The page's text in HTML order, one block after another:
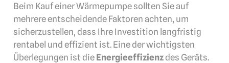
Beim Kauf einer Wärmepumpe sollten Sie auf
mehrere entscheidende Faktoren achten, um
sicherzustellen, dass Ihre Investition langfristig
rentabel und effizient ist. Eine der wichtigsten
Überlegungen ist die Energieeffizienz des Geräts.